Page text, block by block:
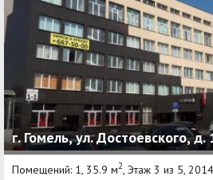
г. Гомель, ул. Достоевского, д.
Помещений: 1, 35.9 м2, Этаж 3 из 5,